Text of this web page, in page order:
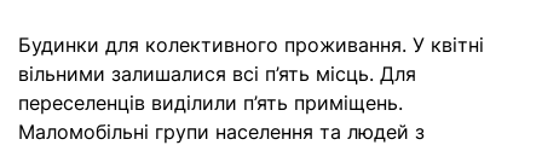
Будинки для колективного проживання. У квітні
вільними залишалися всі п’ять місць. Для
переселенців виділили п’ять приміщень.
Маломобільні групи населення та людей з